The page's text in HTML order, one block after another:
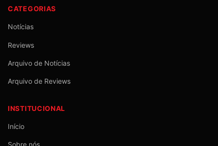
CATEGORIAS
Notícias
Reviews
Arquivo de Notícias
Arquivo de Reviews
INSTITUCIONAL
Início
Sobre nós